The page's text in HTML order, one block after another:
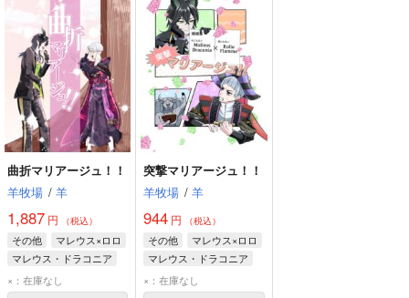
曲折マリアージュ！！
羊牧場 / 羊
1,887 円 （税込）
その他
マレウス×ロロ
マレウス・ドラコニア
ロロ・フランム
×：在庫なし
突撃マリアージュ！！
羊牧場 / 羊
944 円 （税込）
その他
マレウス×ロロ
マレウス・ドラコニア
ロロ・フランム
×：在庫なし